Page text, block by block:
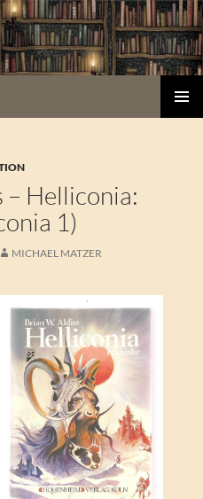
– Helliconia:
1)
MICHAEL MATZER